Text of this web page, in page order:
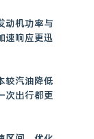
动机功率与
速响应更迅
较汽油降低
次出行都更